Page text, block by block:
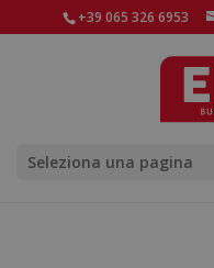
+39 065 326 6953
Seleziona una pagina